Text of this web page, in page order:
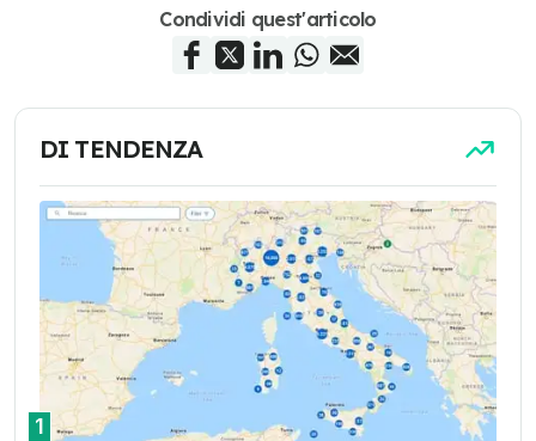
Condividi quest'articolo
DI TENDENZA
1